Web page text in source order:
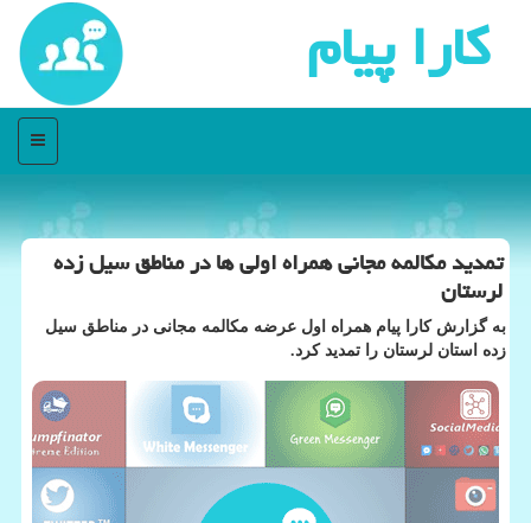
كارا پیام
منو
تمدید مكالمه مجانی همراه اولی ها در مناطق سیل زده
لرستان
به گزارش كارا پیام همراه اول عرضه مكالمه مجانی در مناطق سیل
زده استان لرستان را تمدید كرد.